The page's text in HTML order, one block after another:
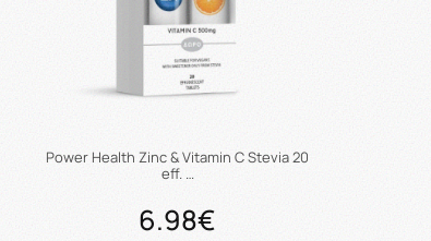
Power Health Zinc & Vitamin C Stevia 20
eff. …
6.98€